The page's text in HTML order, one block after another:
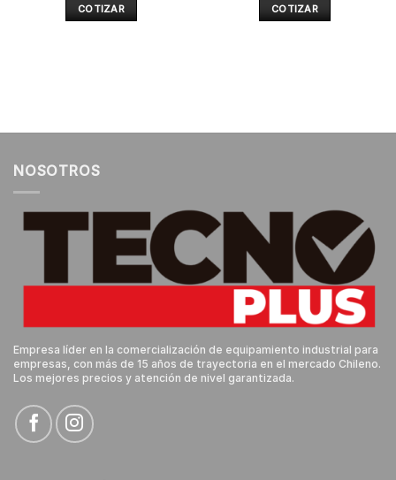
COTIZAR COTIZAR
NOSOTROS
Empresa líder en la comercialización de equipamiento industrial para
empresas, con más de 15 años de trayectoria en el mercado Chileno.
Los mejores precios y atención de nivel garantizada.